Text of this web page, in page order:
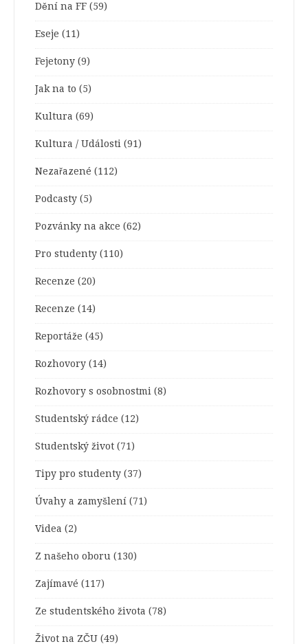
Dění na FF (59)
Eseje (11)
Fejetony (9)
Jak na to (5)
Kultura (69)
Kultura / Události (91)
Nezařazené (112)
Podcasty (5)
Pozvánky na akce (62)
Pro studenty (110)
Recenze (20)
Recenze (14)
Reportáže (45)
Rozhovory (14)
Rozhovory s osobnostmi (8)
Studentský rádce (12)
Studentský život (71)
Tipy pro studenty (37)
Úvahy a zamyšlení (71)
Videa (2)
Z našeho oboru (130)
Zajímavé (117)
Ze studentského života (78)
Život na ZČU (49)